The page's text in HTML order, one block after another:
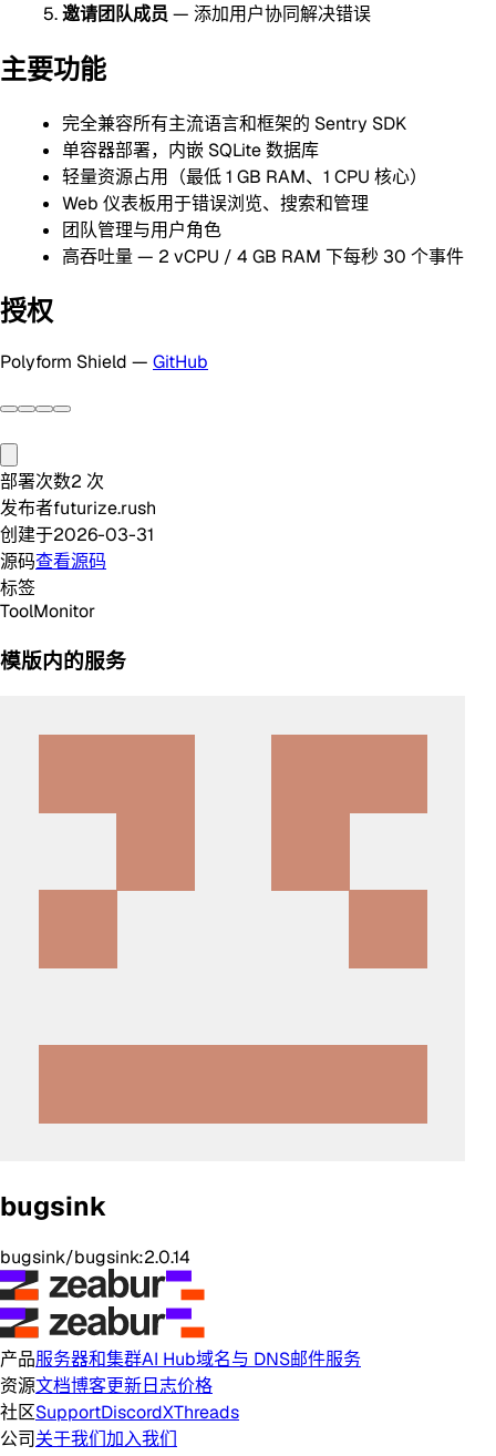
邀请团队成员 — 添加用户协同解决错误
主要功能
完全兼容所有主流语言和框架的 Sentry SDK
单容器部署，内嵌 SQLite 数据库
轻量资源占用（最低 1 GB RAM、1 CPU 核心）
Web 仪表板用于错误浏览、搜索和管理
团队管理与用户角色
高吞吐量 — 2 vCPU / 4 GB RAM 下每秒 30 个事件
授权
Polyform Shield — GitHub
部署次数2 次
发布者futurize.rush
创建于2026-03-31
源码查看源码
标签
ToolMonitor
模版内的服务
bugsink
bugsink/bugsink:2.0.14
产品服务器和集群AI Hub域名与 DNS邮件服务
资源文档博客更新日志价格
社区SupportDiscordXThreads
公司关于我们加入我们